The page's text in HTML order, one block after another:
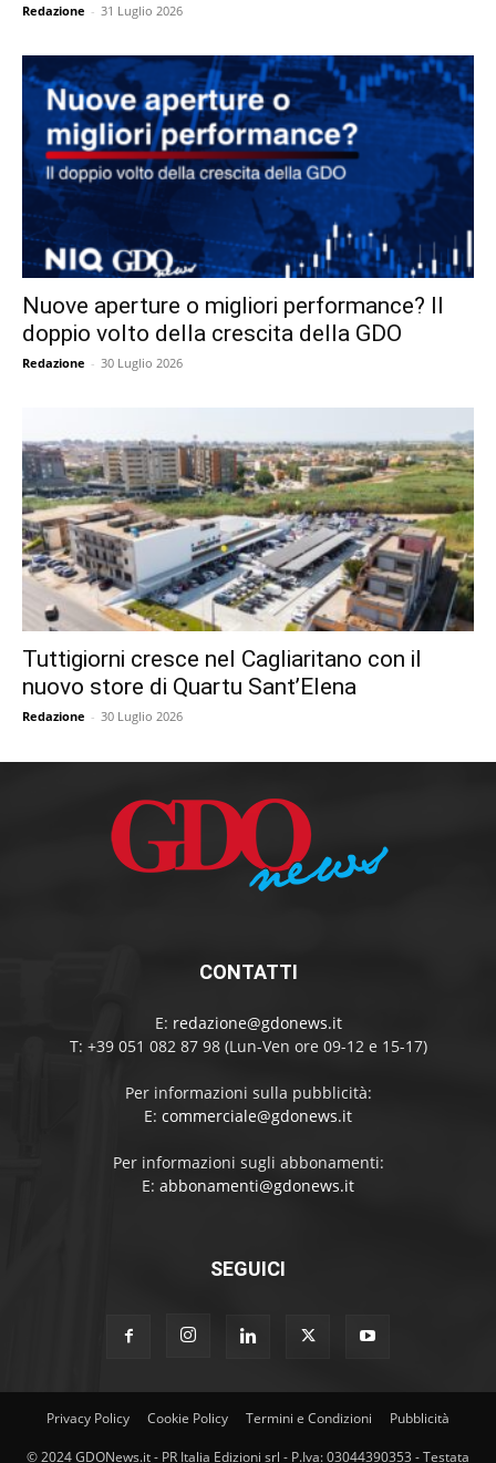
Redazione - 31 Luglio 2026
Nuove aperture o migliori performance? Il
doppio volto della crescita della GDO
Redazione - 30 Luglio 2026
Tuttigiorni cresce nel Cagliaritano con il
nuovo store di Quartu Sant’Elena
Redazione - 30 Luglio 2026
CONTATTI
E: redazione@gdonews.it
T: +39 051 082 87 98 (Lun-Ven ore 09-12 e 15-17)
Per informazioni sulla pubblicità:
E: commerciale@gdonews.it
Per informazioni sugli abbonamenti:
E: abbonamenti@gdonews.it
SEGUICI
Privacy Policy Cookie Policy Termini e Condizioni Pubblicità
© 2024 GDONews.it - PR Italia Edizioni srl - P.Iva: 03044390353 - Testata